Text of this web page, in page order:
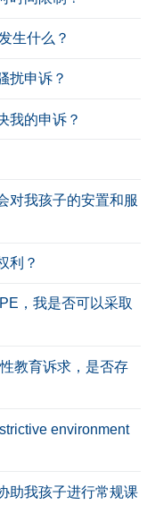
生什么？
扰申诉？
我的申诉？
对我孩子的安置和服
利？
，我是否可以采取
教育诉求，是否存
environment
助我孩子进行常规课